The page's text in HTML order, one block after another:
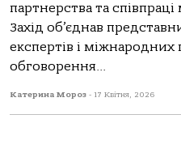
партнерства та
Захід об’єднав
експертів і міжнародних
обговорення...
Катерина Мороз - 17 Квітня, 2026